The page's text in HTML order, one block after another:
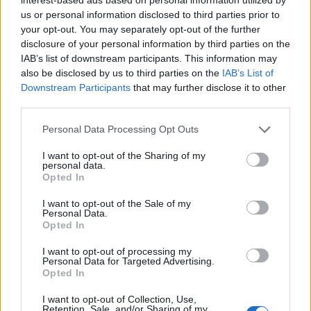
us or personal information disclosed to third parties prior to
your opt-out. You may separately opt-out of the further
disclosure of your personal information by third parties on the
IAB’s list of downstream participants. This information may
also be disclosed by us to third parties on the IAB’s List of
Downstream Participants that may further disclose it to other
Personal Data Processing Opt Outs
I want to opt-out of the Sharing of my
personal data.
Opted In
I want to opt-out of the Sale of my
Personal Data.
Opted In
I want to opt-out of processing my
Personal Data for Targeted Advertising.
Opted In
I want to opt-out of Collection, Use,
Retention, Sale, and/or Sharing of my
12:56
Έρχονται νέες προσλήψεις στο Λιμενικό - "Ενισχύσαμε
ήδη την Κρήτη" λέει ο Κικίλιας
Αφροδίτη Νέστορα: Η σπαρακτική ανάρτηση για τη
μητέρα της που χάθηκε στην εμπρηστική επίθεση
Μαρινάκης για Αλ. Τσίπρα: Η συλλογική μνήμη δεν σβήνει
τόσο εύκολα όσο εκείνος πιστεύει
Κικίλιας: «Έρχονται 420 νέες προσλήψεις στο Λιμενικό
του Νόλαν